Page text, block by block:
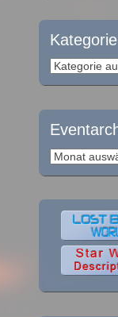
Kategorien
Eventarchiv